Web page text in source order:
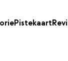
Pistekaart